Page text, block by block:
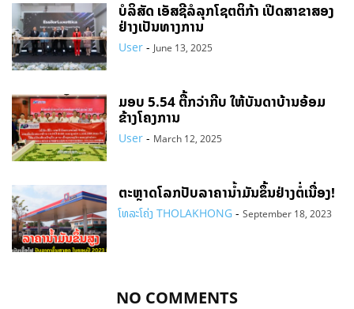
ບໍລິສັດ ເອັສຊີລໍລຸກໂຊຕຕິກ້າ ເປີດສາຂາສອງ
ຢ່າງເປັນທາງການ
User - June 13, 2025
ມອບ 5.54 ຕື້ກວ່າກີບ ໃຫ້ບັນດາບ້ານອ້ອມ
ຂ້າງໂຄງການ
User - March 12, 2025
ຕະຫຼາດໂລກປັບລາຄານ້ຳມັນຂຶ້ນຢ່າງຕໍ່ເນື່ອງ!
ໂທລະໂຄ່ງ THOLAKHONG - September 18, 2023
NO COMMENTS